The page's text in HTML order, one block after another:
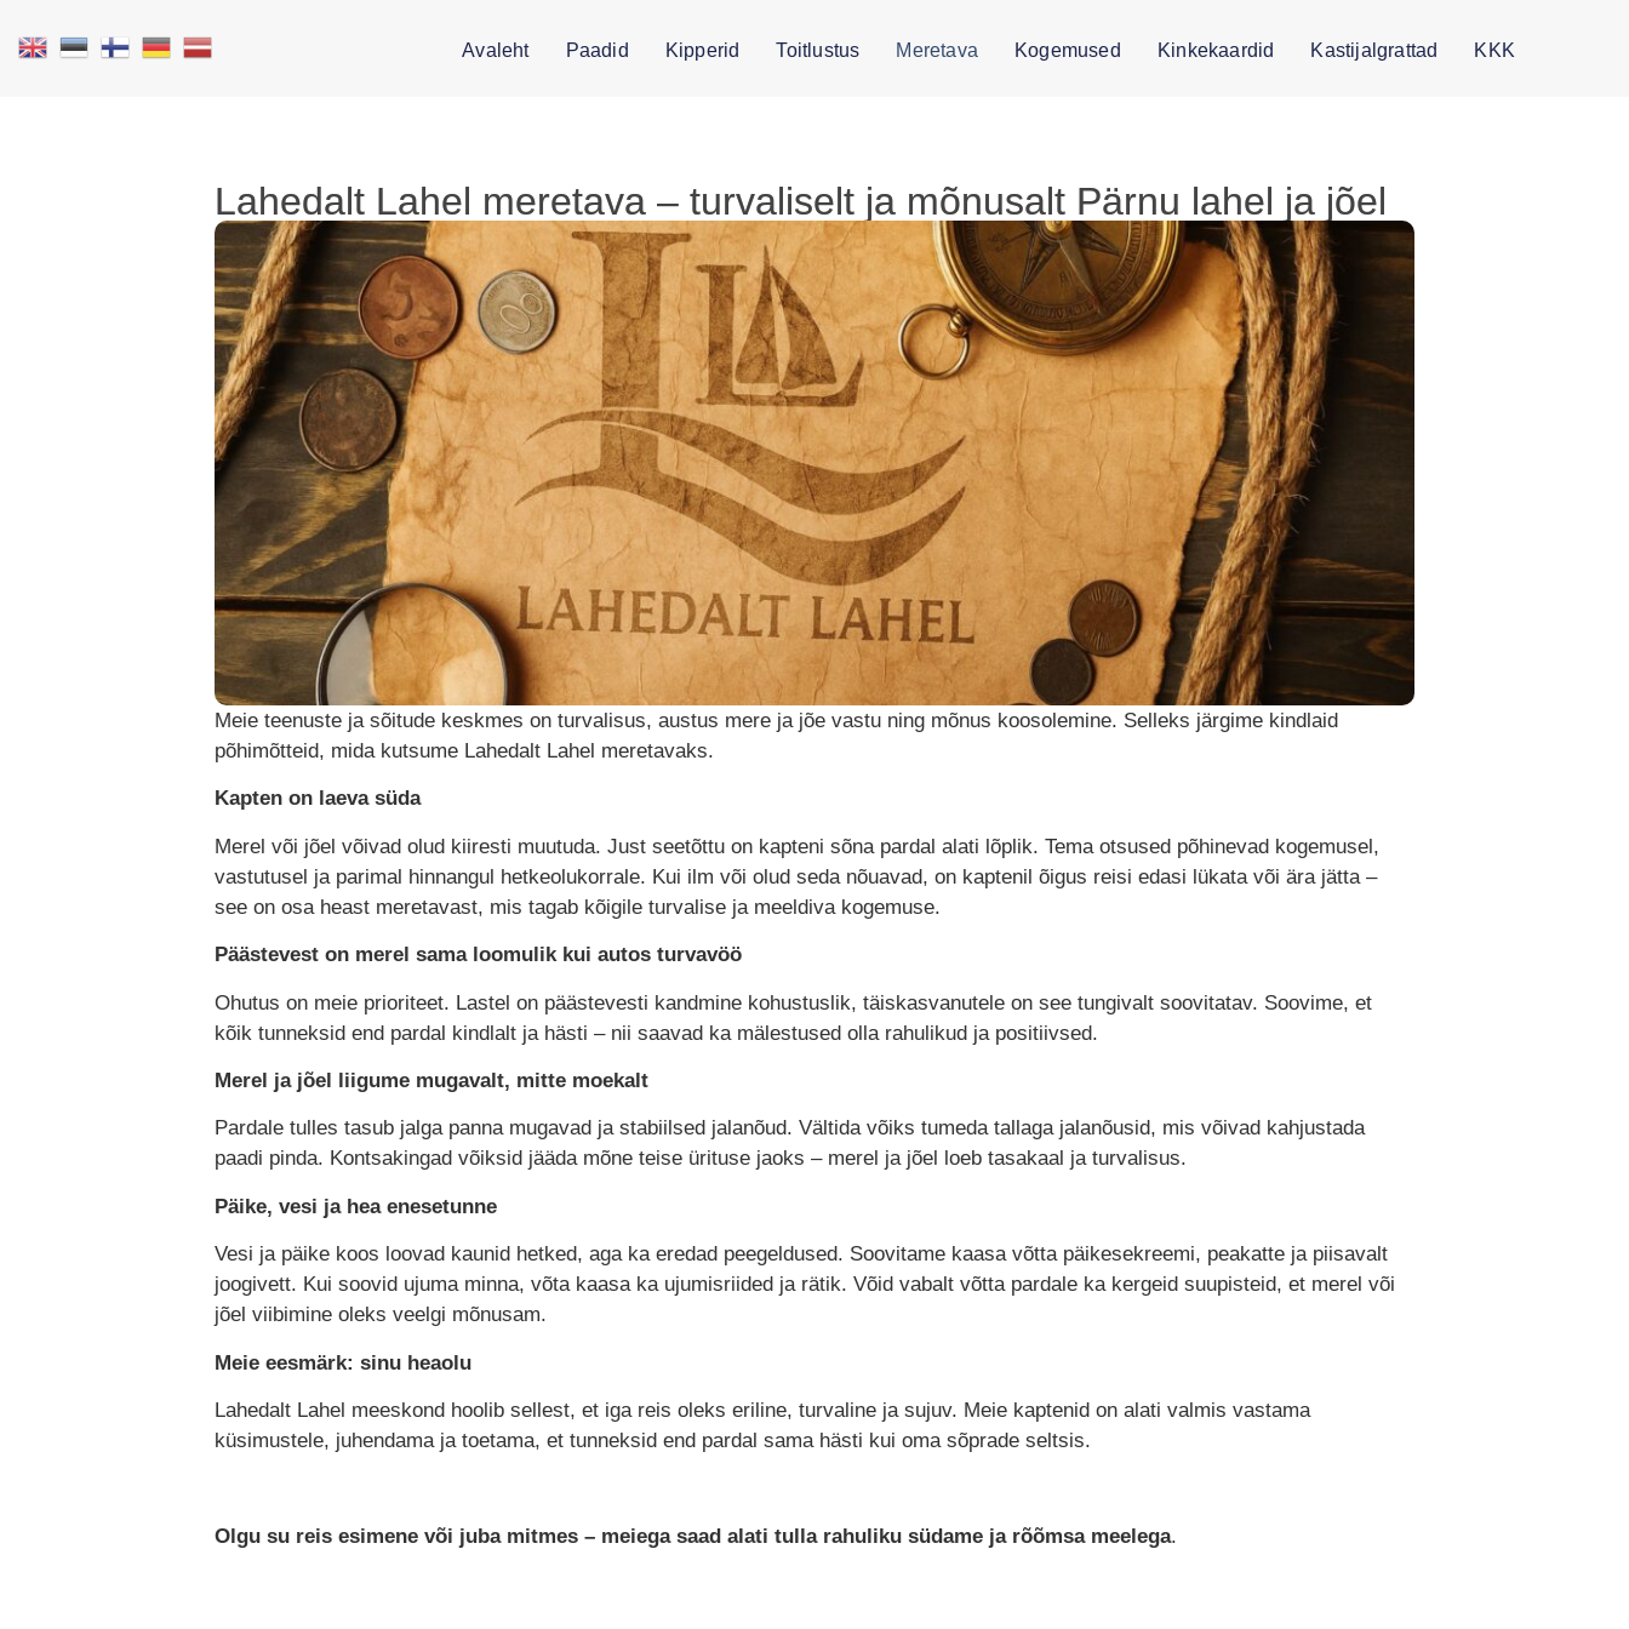
Avaleht Paadid Kipperid Toitlustus Meretava Kogemused Kinkekaardid Kastijalgrattad KKK
Lahedalt Lahel meretava – turvaliselt ja mõnusalt Pärnu lahel ja jõel
Meie teenuste ja sõitude keskmes on turvalisus, austus mere ja jõe vastu ning mõnus koosolemine. Selleks järgime kindlaid
põhimõtteid, mida kutsume Lahedalt Lahel meretavaks.
Kapten on laeva süda
Merel või jõel võivad olud kiiresti muutuda. Just seetõttu on kapteni sõna pardal alati lõplik. Tema otsused põhinevad kogemusel,
vastutusel ja parimal hinnangul hetkeolukorrale. Kui ilm või olud seda nõuavad, on kaptenil õigus reisi edasi lükata või ära jätta –
see on osa heast meretavast, mis tagab kõigile turvalise ja meeldiva kogemuse.
Päästevest on merel sama loomulik kui autos turvavöö
Ohutus on meie prioriteet. Lastel on päästevesti kandmine kohustuslik, täiskasvanutele on see tungivalt soovitatav. Soovime, et
kõik tunneksid end pardal kindlalt ja hästi – nii saavad ka mälestused olla rahulikud ja positiivsed.
Merel ja jõel liigume mugavalt, mitte moekalt
Pardale tulles tasub jalga panna mugavad ja stabiilsed jalanõud. Vältida võiks tumeda tallaga jalanõusid, mis võivad kahjustada
paadi pinda. Kontsakingad võiksid jääda mõne teise ürituse jaoks – merel ja jõel loeb tasakaal ja turvalisus.
Päike, vesi ja hea enesetunne
Vesi ja päike koos loovad kaunid hetked, aga ka eredad peegeldused. Soovitame kaasa võtta päikesekreemi, peakatte ja piisavalt
joogivett. Kui soovid ujuma minna, võta kaasa ka ujumisriided ja rätik. Võid vabalt võtta pardale ka kergeid suupisteid, et merel või
jõel viibimine oleks veelgi mõnusam.
Meie eesmärk: sinu heaolu
Lahedalt Lahel meeskond hoolib sellest, et iga reis oleks eriline, turvaline ja sujuv. Meie kaptenid on alati valmis vastama
küsimustele, juhendama ja toetama, et tunneksid end pardal sama hästi kui oma sõprade seltsis.
Olgu su reis esimene või juba mitmes – meiega saad alati tulla rahuliku südame ja rõõmsa meelega.